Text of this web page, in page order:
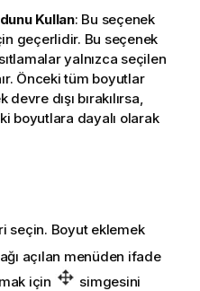
Kullan: Bu seçenek
geçerlidir. Bu seçenek
yalnızca seçilen
Önceki tüm boyutlar
dışı bırakılırsa,
boyutlara dayalı olarak
seçin. Boyut eklemek
açılan menüden ifade
için
simgesini